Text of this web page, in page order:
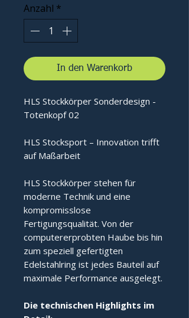
Anzahl *
In den Warenkorb
HLS Stockkörper Sonderdesign -
Totenkopf 02
HLS Stocksport – Innovation trifft
auf Maßarbeit
HLS Stockkörper stehen für
moderne Technik und eine
kompromisslose
Fertigungsqualität. Von der
computererprobten Haube bis hin
zum speziell gefertigten
Edelstahlring ist jedes Bauteil auf
maximale Performance ausgelegt.
Die technischen Highlights im